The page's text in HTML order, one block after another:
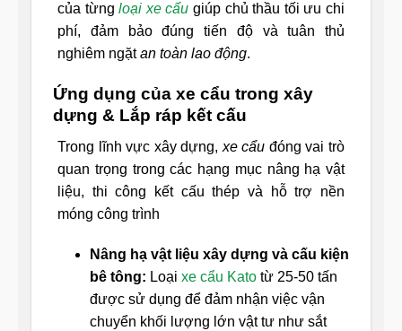
của từngloại xe cẩu giúp chủ thầu tối ưu chi
phí, đảm bảo đúng tiến độ và tuân thủ
nghiêm ngặtan toàn lao động.
Ứng dụng của xe cẩu trong xây
dựng & Lắp ráp kết cấu
Trong lĩnh vực xây dựng, xe cẩu đóng vai trò
quan trọng trong các hạng mục nâng hạ vật
liệu, thi công kết cấu thép và hỗ trợ nền
móng công trình
Nâng hạ vật liệu xây dựng và cấu kiện
bê tông: Loại xe cẩu Kato từ 25-50 tấn
được sử dụng để đảm nhận việc vận
chuyển khối lượng lớn vật tư như sắt